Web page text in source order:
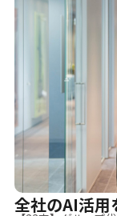
全社のAI活用